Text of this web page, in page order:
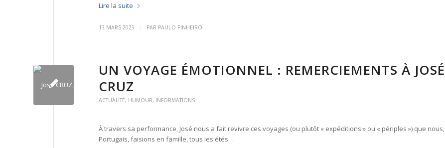
Lire la suite
13 MARS 2025 / PAR PAULO PINHEIRO
UN VOYAGE ÉMOTIONNEL : REMERCIEMENTS À JOSÉ
CRUZ
ACTUALITÉ, HUMOUR, INFORMATIONS
À travers sa performance, José nous a fait revivre ces voyages (ou plutôt « expéditions » ou « périples ») que nous,
Portugais, faisions en famille, tous les étés…